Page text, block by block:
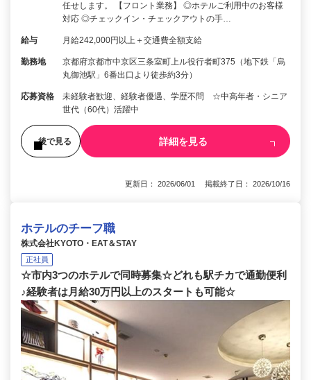
任せします。 【フロント業務】 ◎ホテルご利用中のお客様
対応 ◎チェックイン・チェックアウトの手…
給与 月給242,000円以上＋交通費全額支給
勤務地
京都府京都市中京区三条室町上ル役行者町375（地下鉄「烏
丸御池駅」6番出口より徒歩約3分）
応募資格
未経験者歓迎、経験者優遇、学歴不問 ☆中高年者・シニア
世代（60代）活躍中
後で見る 詳細を見る
更新日： 2026/06/01 掲載終了日： 2026/10/16
ホテルのチーフ職
株式会社KYOTO・EAT＆STAY
正社員
☆市内3つのホテルで同時募集☆どれも駅チカで通勤便利
♪経験者は月給30万円以上のスタートも可能☆